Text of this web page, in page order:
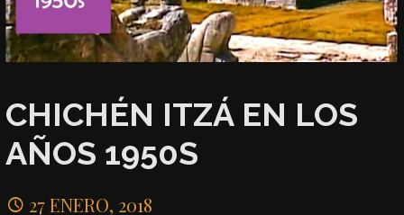
CHICHÉN ITZÁ EN LOS
AÑOS 1950S
27 ENERO, 2018